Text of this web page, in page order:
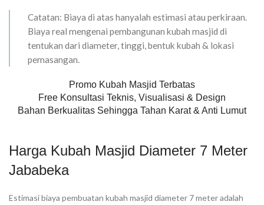
Catatan: Biaya di atas hanyalah estimasi atau perkiraan.
Biaya real mengenai pembangunan kubah masjid di
tentukan dari diameter, tinggi, bentuk kubah & lokasi
pemasangan.
Promo Kubah Masjid Terbatas
Free Konsultasi Teknis, Visualisasi & Design
Bahan Berkualitas Sehingga Tahan Karat & Anti Lumut
Harga Kubah Masjid Diameter 7 Meter
Jababeka
Estimasi biaya pembuatan kubah masjid diameter 7 meter adalah